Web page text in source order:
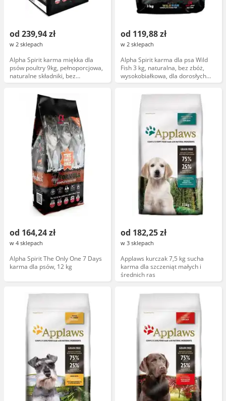
od 239,94 zł
w 2 sklepach
Alpha Spirit karma miękka dla
psów poultry 9kg, pełnoporcjowa,
naturalne składniki, bez
sztucznych dodatków
od 119,88 zł
w 2 sklepach
Alpha Spirit karma dla psa Wild
Fish 3 kg, naturalna, bez zbóż,
wysokobiałkowa, dla dorosłych
psów, opakowanie 3 kilogramy
od 164,24 zł
w 4 sklepach
Alpha Spirit The Only One 7 Days
karma dla psów, 12 kg
od 182,25 zł
w 3 sklepach
Applaws kurczak 7,5 kg sucha
karma dla szczeniąt małych i
średnich ras